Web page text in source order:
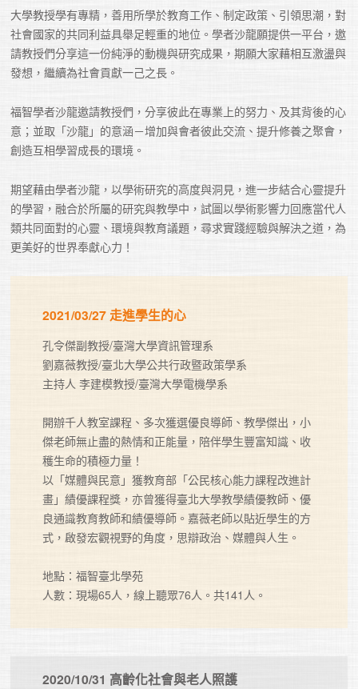
大學教授學有專精，善用所學於教育工作、制定政策、引領思潮，對
社會國家的共同利益具舉足輕重的地位。學者沙龍願提供一平台，邀
請教授們分享這一份純淨的動機與研究成果，期願大家藉相互激盪與
發想，繼續為社會貢獻一己之長。
福智學者沙龍邀請教授們，分享彼此在專業上的努力、及其背後的心
意；並取「沙龍」的意涵－增加與會者彼此交流、提升修養之聚會，
創造互相學習成長的環境。
期望藉由學者沙龍，以學術研究的高度與洞見，進一步結合心靈提升
的學習，融合於所屬的研究與教學中，試圖以學術影響力回應當代人
類共同面對的心靈、環境與教育議題，尋求實踐經驗與解決之道，為
更美好的世界奉獻心力！
2021/03/27 走進學生的心
孔令傑副教授/臺灣大學資訊管理系
劉嘉薇教授/臺北大學公共行政暨政策學系
主持人 李建模教授/臺灣大學電機學系
開辦千人教室課程、多次獲選優良導師、教學傑出，小
傑老師無止盡的熱情和正能量，陪伴學生豐富知識、收
穫生命的積極力量！
以「媒體與民意」獲教育部「公民核心能力課程改進計
畫」績優課程獎，亦曾獲得臺北大學教學績優教師、優
良通識教育教師和績優導師。嘉薇老師以貼近學生的方
式，啟發宏觀視野的角度，思辯政治、媒體與人生。
地點：福智臺北學苑
人數：現場65人，線上聽眾76人。共141人。
2020/10/31 高齡化社會與老人照護